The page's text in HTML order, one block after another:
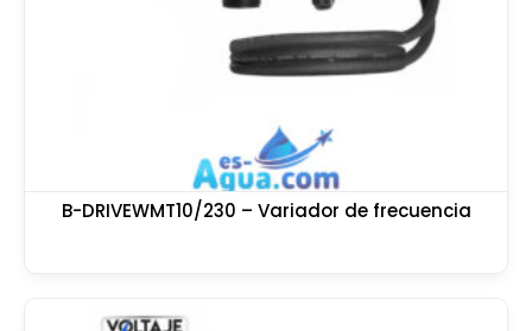
B-DRIVEWMT10/230 – Variador de frecuencia